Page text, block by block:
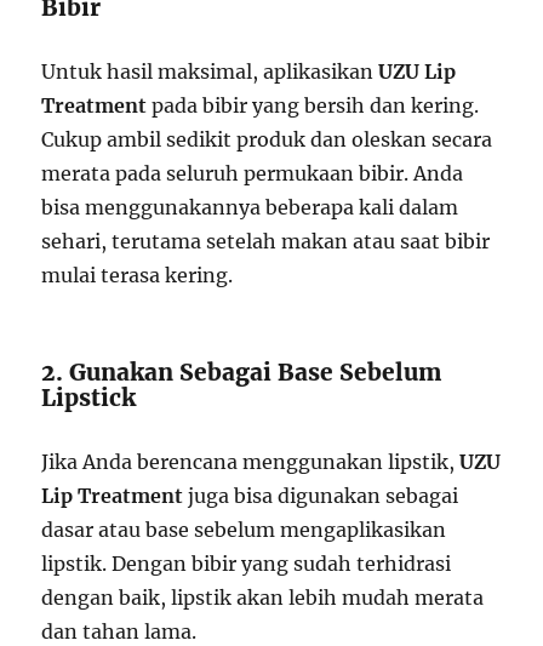
Bibir
Untuk hasil maksimal, aplikasikanUZU Lip
Treatment pada bibir yang bersih dan kering.
Cukup ambil sedikit produk dan oleskan secara
merata pada seluruh permukaan bibir. Anda
bisa menggunakannya beberapa kali dalam
sehari, terutama setelah makan atau saat bibir
mulai terasa kering.
2. Gunakan Sebagai Base Sebelum
Lipstick
Jika Anda berencana menggunakan lipstik,UZU
Lip Treatment juga bisa digunakan sebagai
dasar atau base sebelum mengaplikasikan
lipstik. Dengan bibir yang sudah terhidrasi
dengan baik, lipstik akan lebih mudah merata
dan tahan lama.